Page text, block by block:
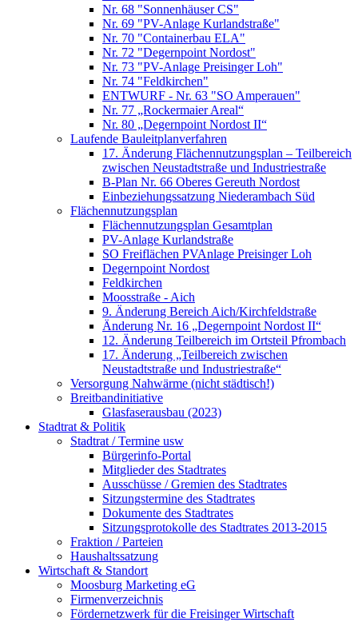
Nr. 68 "Sonnenhäuser CS"
Nr. 69 "PV-Anlage Kurlandstraße"
Nr. 70 "Containerbau ELA"
Nr. 72 "Degernpoint Nordost"
Nr. 73 "PV-Anlage Preisinger Loh"
Nr. 74 "Feldkirchen"
ENTWURF - Nr. 63 "SO Amperauen"
Nr. 77 „Rockermaier Areal“
Nr. 80 „Degernpoint Nordost II“
Laufende Bauleitplanverfahren
17. Änderung Flächennutzungsplan – Teilbereich
zwischen Neustadtstraße und Industriestraße
B-Plan Nr. 66 Oberes Gereuth Nordost
Einbeziehungssatzung Niederambach Süd
Flächennutzungsplan
Flächennutzungsplan Gesamtplan
PV-Anlage Kurlandstraße
SO Freiflächen PV­Anlage Preisinger Loh
Degernpoint Nordost
Feldkirchen
Moosstraße - Aich
9. Änderung Bereich Aich/Kirchfeldstraße
Änderung Nr. 16 „Degernpoint Nordost II“
12. Änderung Teilbereich im Ortsteil Pfrombach
17. Änderung „Teilbereich zwischen
Neustadtstraße und Industriestraße“
Versorgung Nahwärme (nicht städtisch!)
Breitbandinitiative
Glasfaserausbau (2023)
Stadtrat & Politik
Stadtrat / Termine usw
Bürgerinfo-Portal
Mitglieder des Stadtrates
Ausschüsse / Gremien des Stadtrates
Sitzungstermine des Stadtrates
Dokumente des Stadtrates
Sitzungsprotokolle des Stadtrates 2013-2015
Fraktion / Parteien
Haushaltssatzung
Wirtschaft & Standort
Moosburg Marketing eG
Firmenverzeichnis
Fördernetzwerk für die Freisinger Wirtschaft